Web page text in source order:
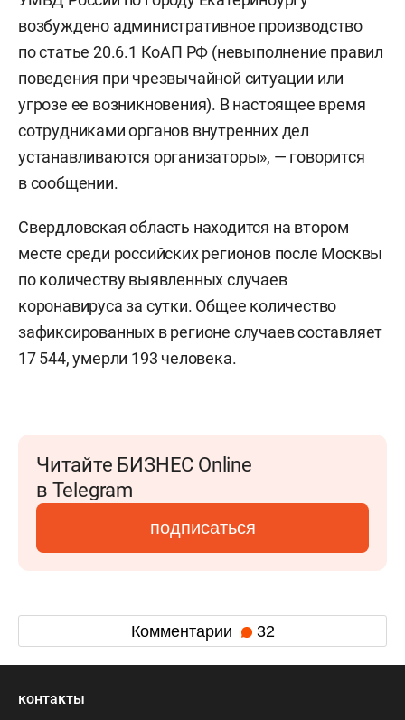
возбуждено административное производство
по статье 20.6.1 КоАП РФ (невыполнение правил
поведения при чрезвычайной ситуации или
угрозе ее возникновения). В настоящее время
сотрудниками органов внутренних дел
устанавливаются организаторы», — говорится
в сообщении.
Свердловская область находится на втором
месте среди российских регионов после Москвы
по количеству выявленных случаев
коронавируса за сутки. Общее количество
зафиксированных в регионе случаев составляет
17 544, умерли 193 человека.
Читайте БИЗНЕС Online
в Telegram
подписаться
Комментарии 32
контакты